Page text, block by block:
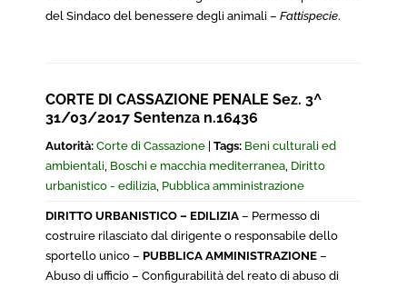
del Sindaco del benessere degli animali – Fattispecie.
CORTE DI CASSAZIONE PENALE Sez. 3^
31/03/2017 Sentenza n.16436
Autorità: Corte di Cassazione Tags: Beni culturali ed
ambientali, Boschi e macchia mediterranea, Diritto
urbanistico - edilizia, Pubblica amministrazione
DIRITTO URBANISTICO – EDILIZIA – Permesso di
costruire rilasciato dal dirigente o responsabile dello
sportello unico – PUBBLICA AMMINISTRAZIONE –
Abuso di ufficio – Configurabilità del reato di abuso di